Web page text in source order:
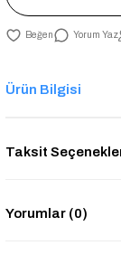
Yorum Yaz
Ürün Bilgisi
Taksit
Yorumlar (0)